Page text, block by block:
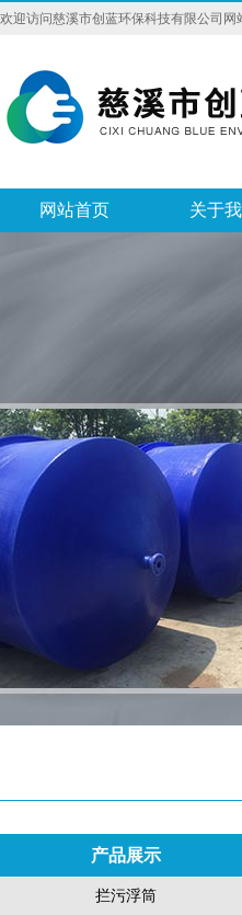
欢迎访问慈溪市创蓝环保科技有限公司网
网站首页 关于
产品展示
拦污浮筒